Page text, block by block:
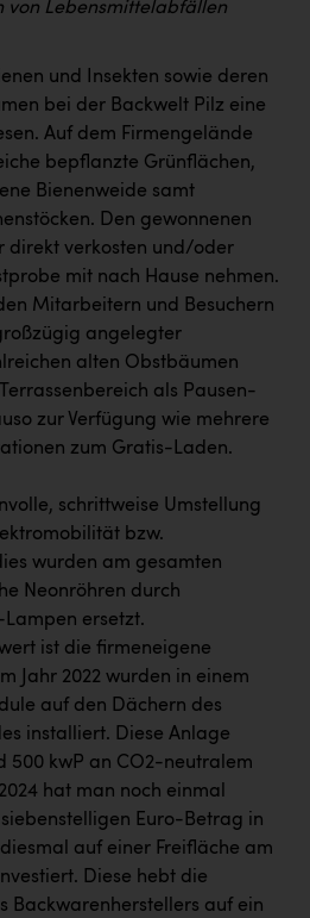
von Lebensmittelabfällen
und Insekten sowie deren
bei der Backwelt Pilz eine
Auf dem Firmengelände
bepflanzte Grünflächen,
Bienenweide samt
Den gewonnenen
direkt verkosten und/oder
mit nach Hause nehmen.
Mitarbeitern und Besuchern
angelegter
alten Obstbäumen
als Pausen-
zur Verfügung wie mehrere
zum Gratis-Laden.
schrittweise Umstellung
bzw.
wurden am gesamten
Neonröhren durch
ersetzt.
ist die firmeneigene
Jahr 2022 wurden in einem
auf den Dächern des
installiert. Diese Anlage
500 kwP an CO2-neutralem
hat man noch einmal
Euro-Betrag in
auf einer Freifläche am
Diese hebt die
Backwarenherstellers auf ein